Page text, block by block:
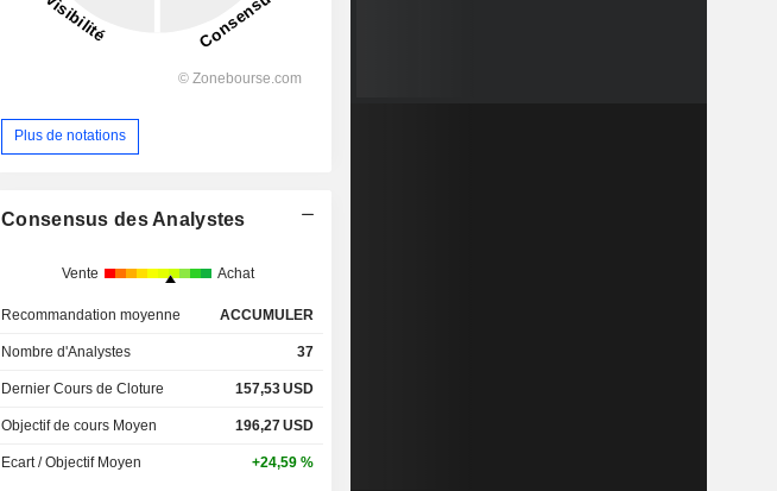
Plus de notations
Consensus des Analystes
Vente Achat
Recommandation moyenne ACCUMULER
Nombre d'Analystes 37
Dernier Cours de Cloture 157,53USD
Objectif de cours Moyen 196,27USD
Ecart / Objectif Moyen +24,59 %